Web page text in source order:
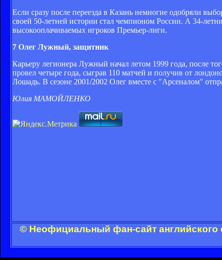
Если сразу после переезда в Казань немногие одобряли
своей 50-летней истории стал чемпионом России. А 34-
высокооплачиваемых игроков Премьер-лиги.
7 Олег Лужный, защитник
Карьеру легионера Лужный начал летом 1999 года, после
провел четыре года, сыграв 110 матчей и получив от
Лошадь. В сезоне 2001/2002 Олег вместе с "Арсеналом"
Юлия МАМОЙЛЕНКО
© Неофициальный фан-сайт английского